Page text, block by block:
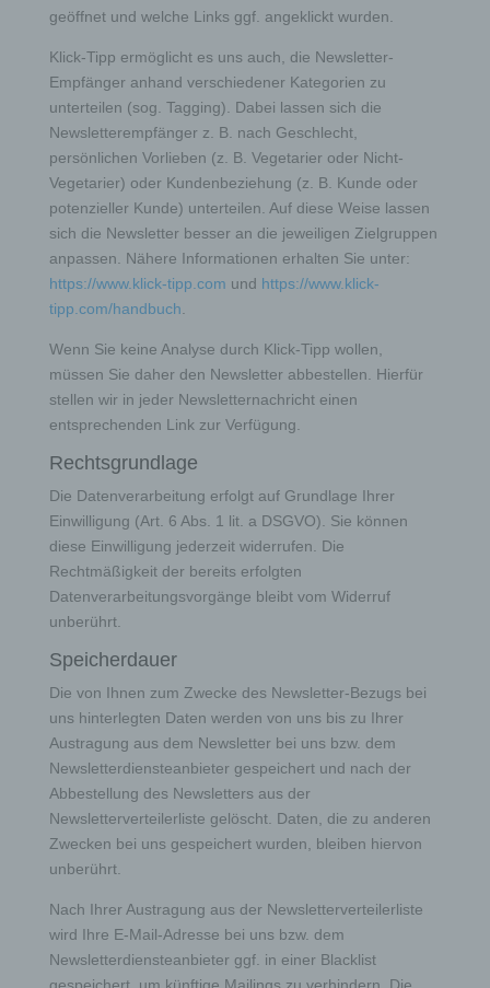
geöffnet und welche Links ggf. angeklickt wurden.
Klick-Tipp ermöglicht es uns auch, die Newsletter-
Empfänger anhand verschiedener Kategorien zu
unterteilen (sog. Tagging). Dabei lassen sich die
Newsletterempfänger z. B. nach Geschlecht,
persönlichen Vorlieben (z. B. Vegetarier oder Nicht-
Vegetarier) oder Kundenbeziehung (z. B. Kunde oder
potenzieller Kunde) unterteilen. Auf diese Weise lassen
sich die Newsletter besser an die jeweiligen Zielgruppen
anpassen. Nähere Informationen erhalten Sie unter:
https://www.klick-tipp.com und https://www.klick-
tipp.com/handbuch.
Wenn Sie keine Analyse durch Klick-Tipp wollen,
müssen Sie daher den Newsletter abbestellen. Hierfür
stellen wir in jeder Newsletternachricht einen
entsprechenden Link zur Verfügung.
Rechtsgrundlage
Die Datenverarbeitung erfolgt auf Grundlage Ihrer
Einwilligung (Art. 6 Abs. 1 lit. a DSGVO). Sie können
diese Einwilligung jederzeit widerrufen. Die
Rechtmäßigkeit der bereits erfolgten
Datenverarbeitungsvorgänge bleibt vom Widerruf
unberührt.
Speicherdauer
Die von Ihnen zum Zwecke des Newsletter-Bezugs bei
uns hinterlegten Daten werden von uns bis zu Ihrer
Austragung aus dem Newsletter bei uns bzw. dem
Newsletterdiensteanbieter gespeichert und nach der
Abbestellung des Newsletters aus der
Newsletterverteilerliste gelöscht. Daten, die zu anderen
Zwecken bei uns gespeichert wurden, bleiben hiervon
unberührt.
Nach Ihrer Austragung aus der Newsletterverteilerliste
wird Ihre E-Mail-Adresse bei uns bzw. dem
Newsletterdiensteanbieter ggf. in einer Blacklist
dieser erhobenen personenbezogenen Daten an
Dritte, sofern eine solche Weitergabe nicht
gesetzlich vorgeschrieben ist oder der
Rechtsverteidigung des für die Verarbeitung
Verantwortlichen dient.
Bei Kommentaren wird auf den Gravatar Service von
Auttomatic zurückgegriffen. Gravatar gleicht Ihre Email-
Adresse ab und bildet – sofern Sie dort registriert sind –
Ihr Avatar-Bild neben dem Kommentar ab. Sollten Sie
nicht registriert sein, wird kein Bild angezeigt. Zu
beachten ist, dass alle registrierten WordPress-User
automatisch auch bei Gravatar registriert sind. Details zu
Routinemäßige Löschung und Sperrung von
personenbezogenen Daten
Der für die Verarbeitung Verantwortliche verarbeitet und
Person nur für den Zeitraum, der zur Erreichung des
durch den Europäischen Richtlinien- und
Verordnungsgeber oder einen anderen Gesetzgeber in
Gesetzen oder Vorschriften, welchen der für die
Verarbeitung Verantwortliche unterliegt, vorgesehen
wurde.
Entfällt der Speicherungszweck oder läuft eine
vom Europäischen Richtlinien- und
Verordnungsgeber oder einem anderen
zuständigen Gesetzgeber vorgeschriebene
Speicherfrist ab, werden die personenbezogenen
Daten routinemäßig und entsprechend den
gesetzlichen Vorschriften gesperrt oder gelöscht.
Rechte der betroffenen Person
Jede betroffene Person hat das vom Europäischen
Richtlinien- und Verordnungsgeber eingeräumte Recht,
von dem für die Verarbeitung Verantwortlichen eine